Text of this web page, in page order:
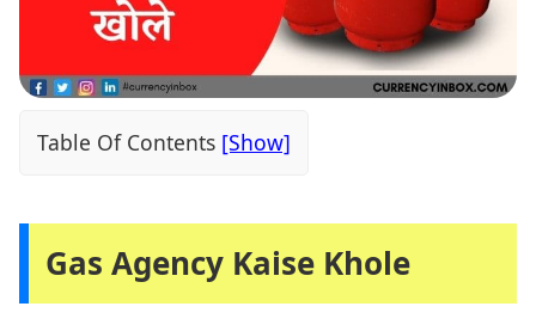
Table Of Contents
Gas Agency Kaise Khole